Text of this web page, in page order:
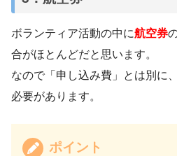
ボランティア活動の中に航空券
合がほとんどだと思います。
なので「申し込み費」とは別に、
必要があります。
ポイント